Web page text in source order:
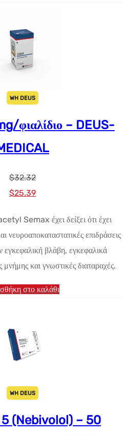
WH DEUS
φιαλίδιο – DEUS-
$32.32
Αρχική
$32.32.
$25.39Η
τιμή
είναι:
$25.39.
Semax έχει δείξει ότι έχει
νευροαποκαταστατικές επιδράσεις
εγκεφαλική βλάβη, εγκεφαλικά
μνήμης και γνωστικές διαταραχές.
στο καλάθι
WH DEUS
5 (Nebivolol) – 50